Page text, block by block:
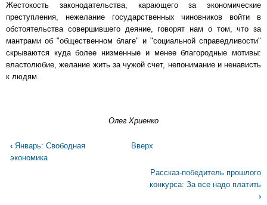
Жестокость законодательства, карающего за экономические
преступления, нежелание государственных чиновников войти в
обстоятельства совершившего деяние, говорят нам о том, что за
мантрами об "общественном благе" и "социальной справедливости"
скрываются куда более низменные и менее благородные мотивы:
властолюбие, желание жить за чужой счет, непонимание и ненависть
к людям.
Олег Хриенко
Перекрёстные
ссылки
книги
‹Январь: Свободная
экономика
Вверх
Рассказ-победитель прошлого
конкурса: За все надо платить
›